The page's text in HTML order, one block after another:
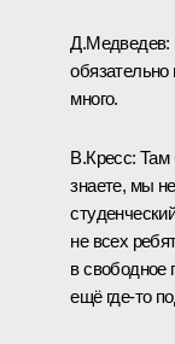
Д.Медведев:
обязательно
много.
В.Кресс: Там
знаете, мы
не всех
в свободное
ещё где‑то